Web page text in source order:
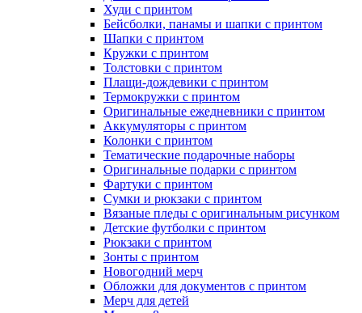
Худи с принтом
Бейсболки, панамы и шапки с принтом
Шапки с принтом
Кружки с принтом
Толстовки с принтом
Плащи-дождевики с принтом
Термокружки с принтом
Оригинальные ежедневники с принтом
Аккумуляторы с принтом
Колонки с принтом
Тематические подарочные наборы
Оригинальные подарки с принтом
Фартуки с принтом
Сумки и рюкзаки с принтом
Вязаные пледы с оригинальным рисунком
Детские футболки с принтом
Рюкзаки с принтом
Зонты с принтом
Новогодний мерч
Обложки для документов с принтом
Мерч для детей